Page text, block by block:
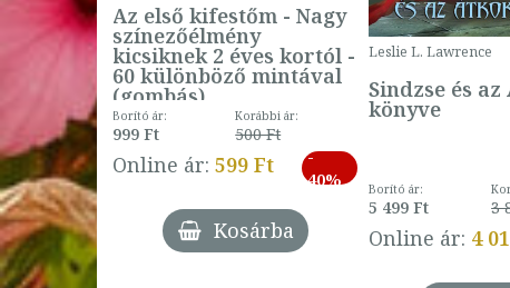
ár:
Ft
Ft
-
27%
Az első kifestőm - Nagy
színezőélmény
kicsiknek 2 éves kortól -
60 különböző mintával
(gombás)
Borító ár:
999 Ft
Korábbi ár:
500 Ft
Online ár: 599 Ft
-
40%
Kosárba
Leslie L. Lawrence
Sindzse és
könyve
Borító ár:
5 499 Ft 3
Online ár: 4